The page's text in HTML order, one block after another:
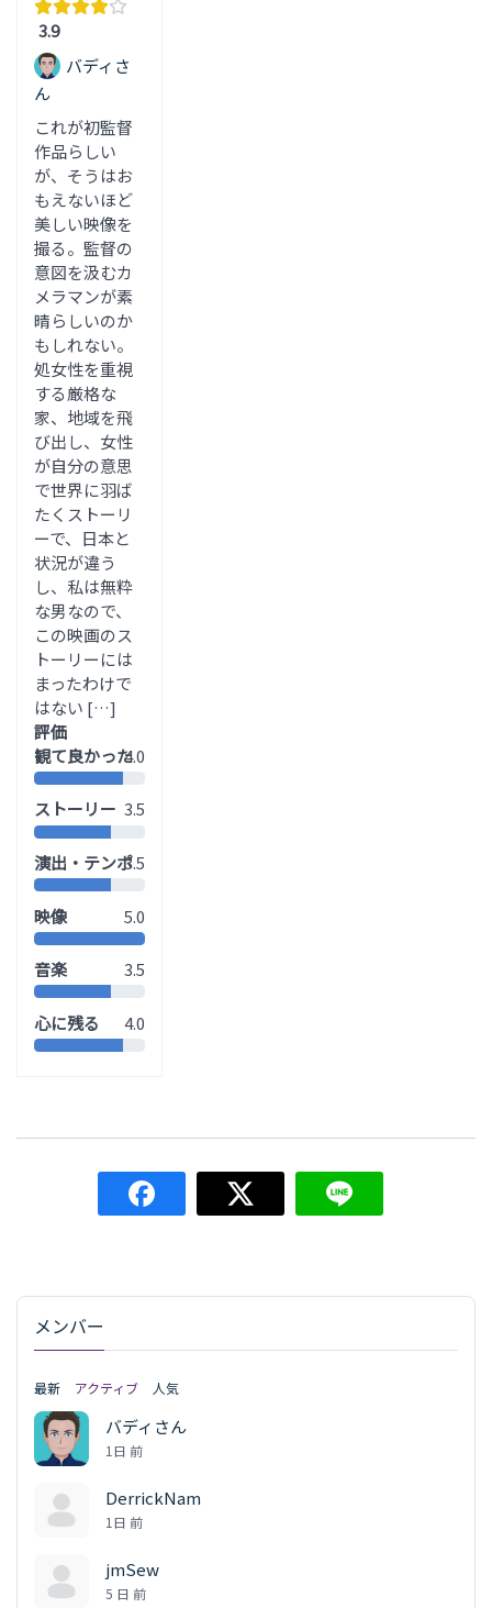
3.9
バディさ
ん
これが初監督
作品らしい
が、そうはお
もえないほど
美しい映像を
撮る。監督の
意図を汲むカ
メラマンが素
晴らしいのか
もしれない。
処女性を重視
する厳格な
家、地域を飛
び出し、女性
が自分の意思
で世界に羽ば
たくストーリ
ーで、日本と
状況が違う
し、私は無粋
な男なので、
この映画のス
トーリーには
まったわけで
はない […]
評価
観て良かった4.0
ストーリー 3.5
演出・テンポ3.5
映像 5.0
音楽 3.5
心に残る 4.0
メンバー
最新 アクティブ 人気
バディさん
1日 前
DerrickNam
1日 前
jmSew
5 日 前